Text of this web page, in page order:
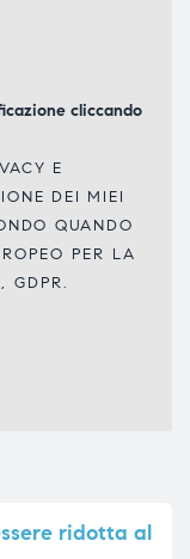
cliccando
E
DEI MIEI
QUANDO
PER LA
GDPR.
ridotta al